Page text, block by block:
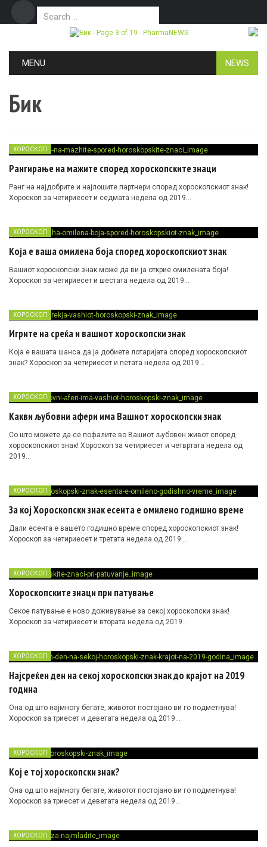
Search for:
MENU NEWS
Бик
ХОРОСКОП
Рангирање на мажите според хороскопските знаци
Ранг на најдобрите и најлошите партнери според хороскопскиот знак!
Хороскоп за четириесет и седмата недела од 2019…
ХОРОСКОП
Која е ваша омилена боја според хороскопскиот знак
Вашиот хороскопски знак може да ви ја открие омилената боја!
Хороскоп за четириесет и шестата недела од 2019…
ХОРОСКОП
Игрите на среќа и вашиот хороскопски знак
Која е вашата шанса да ја добиете лотаријата според хороскопскиот
знак? Хороскоп за четириесет и петата недела од 2019…
ХОРОСКОП
Какви љубовни афери има Вашиот хороскопски знак
Со што можете да се пофалите во Вашиот љубовен живот според
хороскопскиот знак! Хороскоп за четириесет и четвртата недела од
2019…
ХОРОСКОП
За кој Хороскопски знак есента е омилено годишно време
Дали есента е вашето годишно време според хороскопскиот знак!
Хороскоп за четириесет и третата недела од 2019…
ХОРОСКОП
Хороскопските знаци при патување
Секое патување е ново доживување за секој хороскопски знак!
Хороскоп за четириесет и втората недела од 2019…
ХОРОСКОП
Најсреќен ден на секој хороскопски знак до крајот на 2019
година
Она од што најмногу бегате, животот постојано ви го подметнува!
Хороскоп за триесет и деветата недела од 2019…
ХОРОСКОП
Кој е тој хороскопски знак?
Она од што најмногу бегате, животот постојано ви го подметнува!
Хороскоп за триесет и деветата недела од 2019…
ХОРОСКОП